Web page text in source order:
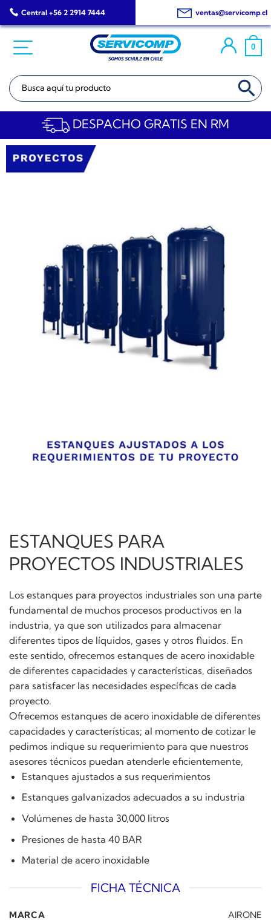
Saltar
al
Central +56 2 2914 7444 ventas@servicomp.cl
0
Buscar: BOTÓN DE
DESPACHO GRATIS EN RM
ESTANQUES PARA
PROYECTOS INDUSTRIALES
Los estanques para proyectos industriales son una parte
fundamental de muchos procesos productivos en la
industria, ya que son utilizados para almacenar
diferentes tipos de líquidos, gases y otros fluidos. En
este sentido, ofrecemos estanques de acero inoxidable
de diferentes capacidades y características, diseñados
para satisfacer las necesidades específicas de cada
proyecto.
Ofrecemos estanques de acero inoxidable de diferentes
capacidades y características; al momento de cotizar le
pedimos indique su requerimiento para que nuestros
asesores técnicos puedan atenderle eficientemente,
Estanques ajustados a sus requerimientos
Estanques galvanizados adecuados a su industria
Volúmenes de hasta 30,000 litros
Presiones de hasta 40 BAR
Material de acero inoxidable
FICHA TÉCNICA
MARCA AIRONE